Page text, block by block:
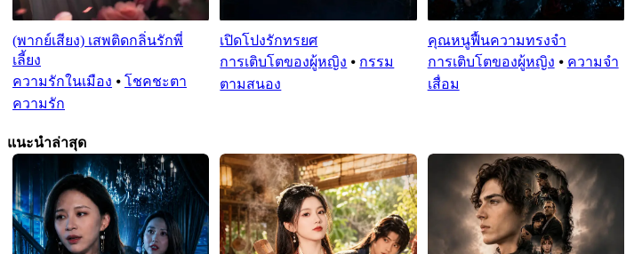
(พากย์เสียง) เสพติดกลิ่นรักพี่
เลี้ยง
ความรักในเมือง ⦁ โชคชะตา
ความรัก
เปิดโปงรักทรยศ
การเติบโตของผู้หญิง ⦁ กรรม
ตามสนอง
คุณหนูฟื้นความทรงจำ
การเติบโตของผู้หญิง ⦁ ความจำ
เสื่อม
แนะนำล่าสุด